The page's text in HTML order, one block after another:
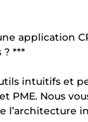
application
? ***
intuitifs et
PME. Nous
l’architecture